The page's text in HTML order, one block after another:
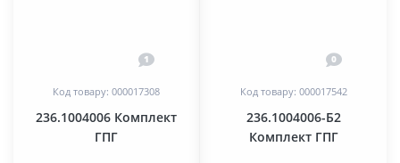
1
Код товару: 000017308
236.1004006 Комплект
ГПГ
0
Код товару: 000017542
236.1004006-Б2
Комплект ГПГ